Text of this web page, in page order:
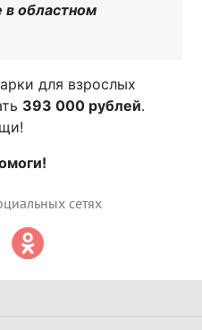
областном
для взрослых
393 000 рублей.
сетях